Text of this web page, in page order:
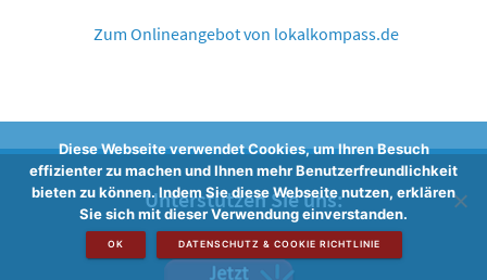
Zum Onlineangebot von lokalkompass.de
Unterstützen Sie uns:
Diese Webseite verwendet Cookies, um Ihren Besuch
effizienter zu machen und Ihnen mehr Benutzerfreundlichkeit
bieten zu können. Indem Sie diese Webseite nutzen, erklären
Sie sich mit dieser Verwendung einverstanden.
OK DATENSCHUTZ & COOKIE RICHTLINIE